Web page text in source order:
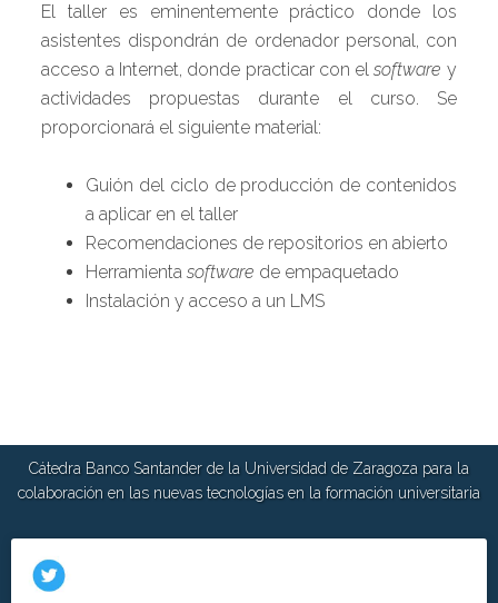
El taller es eminentemente práctico donde los
asistentes dispondrán de ordenador personal, con
acceso a Internet, donde practicar con elsoftware y
actividades propuestas durante el curso. Se
proporcionará el siguiente material:
Guión del ciclo de producción de contenidos
a aplicar en el taller
Recomendaciones de repositorios en abierto
Herramientasoftware de empaquetado
Instalación y acceso a un LMS
Cátedra Banco Santander de la Universidad de Zaragoza para la
colaboración en las nuevas tecnologías en la formación universitaria